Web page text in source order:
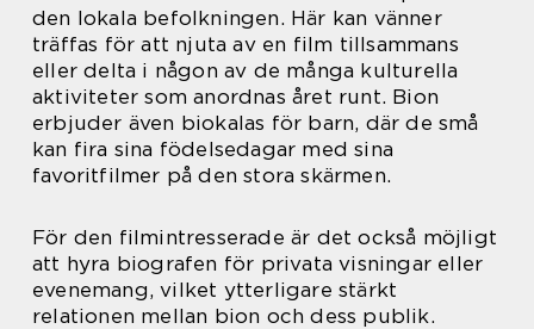
den lokala befolkningen. Här kan vänner
träffas för att njuta av en film tillsammans
eller delta i någon av de många kulturella
aktiviteter som anordnas året runt. Bion
erbjuder även biokalas för barn, där de små
kan fira sina födelsedagar med sina
favoritfilmer på den stora skärmen.
För den filmintresserade är det också möjligt
att hyra biografen för privata visningar eller
evenemang, vilket ytterligare stärkt
relationen mellan bion och dess publik.